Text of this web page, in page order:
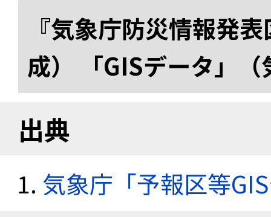
『気象庁防災情報発
成） 「GISデータ」
出典
気象庁「予報区等